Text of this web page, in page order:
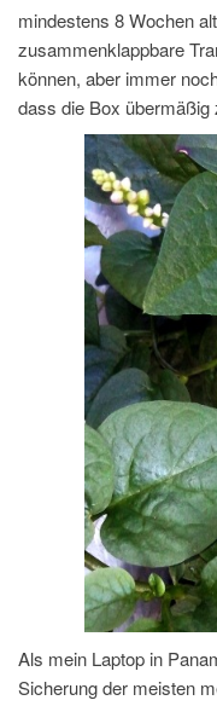
mindestens 8 Wochen
zusammenklappbare
können, aber immer
dass die Box
Als mein Laptop in
Sicherung der meisten